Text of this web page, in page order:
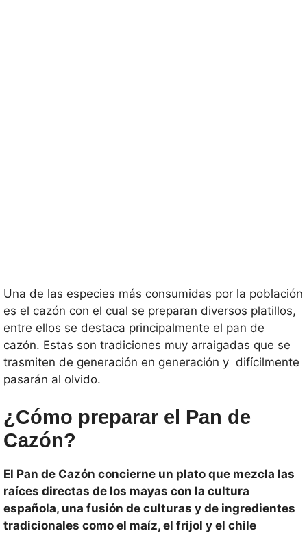
Una de las especies más consumidas por la población
es el cazón con el cual se preparan diversos platillos,
entre ellos se destaca principalmente el pan de
cazón. Estas son tradiciones muy arraigadas que se
trasmiten de generación en generación y difícilmente
pasarán al olvido.
¿Cómo preparar el Pan de
Cazón?
El Pan de Cazón concierne un plato que mezcla las
raíces directas de los mayas con la cultura
española, una fusión de culturas y de ingredientes
tradicionales como el maíz, el frijol y el chile